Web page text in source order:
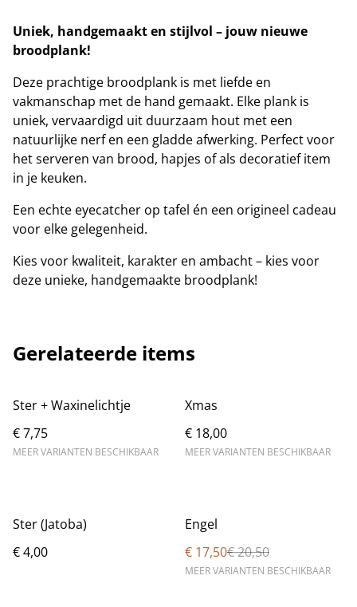
Uniek, handgemaakt en stijlvol – jouw nieuwe
broodplank!
Deze prachtige broodplank is met liefde en
vakmanschap met de hand gemaakt. Elke plank is
uniek, vervaardigd uit duurzaam hout met een
natuurlijke nerf en een gladde afwerking. Perfect voor
het serveren van brood, hapjes of als decoratief item
in je keuken.
Een echte eyecatcher op tafel én een origineel cadeau
voor elke gelegenheid.
Kies voor kwaliteit, karakter en ambacht – kies voor
deze unieke, handgemaakte broodplank!
Gerelateerde items
Ster + Waxinelichtje
€ 7,75
MEER VARIANTEN BESCHIKBAAR
Xmas
€ 18,00
MEER VARIANTEN BESCHIKBAAR
Ster (Jatoba)
€ 4,00
%
Engel
€ 17,50€ 20,50
MEER VARIANTEN BESCHIKBAAR